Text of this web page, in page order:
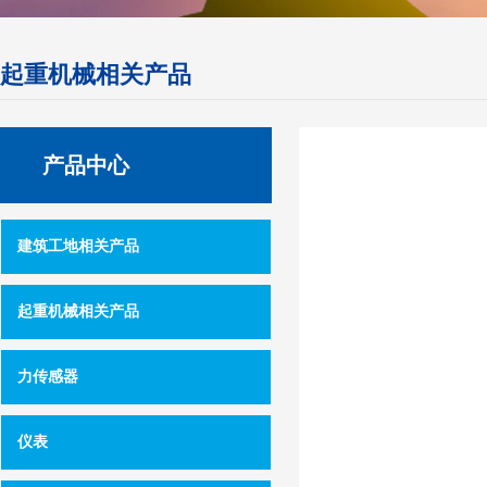
起重机械相关产品
产品中心
建筑工地相关产品
起重机械相关产品
力传感器
仪表